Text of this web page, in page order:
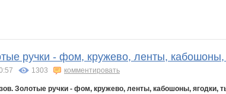
ручки - фом, кружево, ленты,
1303 комментировать
Золотые ручки - фом, кружево, ленты, кабошоны, ягодки,